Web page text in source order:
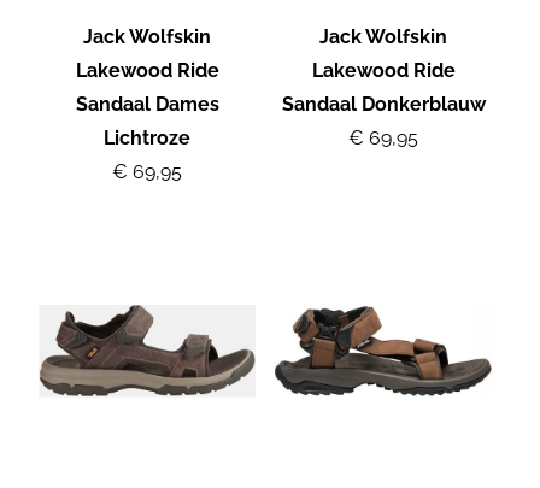
Jack Wolfskin
Lakewood Ride
Sandaal Dames
Lichtroze
€ 69,95
Jack Wolfskin
Lakewood Ride
Sandaal Donkerblauw
€ 69,95